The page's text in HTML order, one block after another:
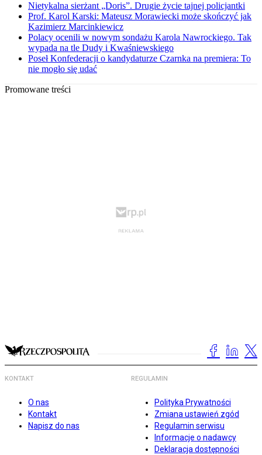
Nietykalna sierżant „Doris”. Drugie życie tajnej policjantki
Prof. Karol Karski: Mateusz Morawiecki może skończyć jak
Kazimierz Marcinkiewicz
Polacy ocenili w nowym sondażu Karola Nawrockiego. Tak
wypada na tle Dudy i Kwaśniewskiego
Poseł Konfederacji o kandydaturze Czarnka na premiera: To
nie mogło się udać
Promowane treści
KONTAKT
O nas
Kontakt
Napisz do nas
REGULAMIN
Polityka Prywatności
Zmiana ustawień zgód
Regulamin serwisu
Informacje o nadawcy
Deklaracja dostępności